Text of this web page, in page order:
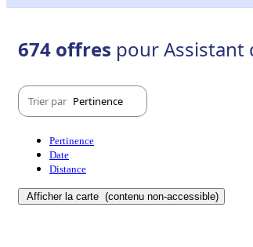
674 offres pour Assistant
Trier par Pertinence
Pertinence
Date
Distance
Afficher la carte (contenu non-accessible)